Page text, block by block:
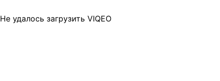
Не удалось загрузить VIQEO